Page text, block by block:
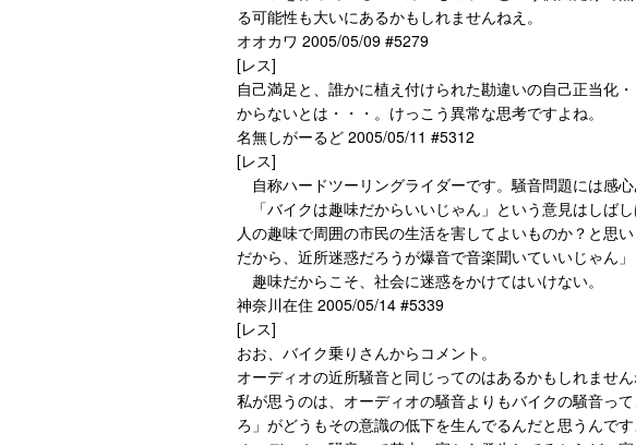
る可能性も大いにあるかもしれませんねえ。
オオカワ 2005/05/09 #5279
[レス]
自己満足と、誰かに植え付けられた勘違いの自己正当化
からないとは・・・。けっこう異常な思考ですよね。
名無しがーるど 2005/05/11 #5312
[レス]
自称ハードツーリングライダーです。騒音問題には感心
「バイクは趣味だからいいじゃん」という意見はしば
人の趣味で周囲の市民の生活を害してよいものか？と思
だから、近所迷惑だろうが爆音で音楽聞いていいじゃん
趣味だからこそ、社会に迷惑をかけてはいけない。
神奈川在住 2005/05/14 #5339
[レス]
おお、バイク乗りさんからコメント。
オーディオの近所騒音と同じってのはあるかもしれません
私が思うのは、オーディオの騒音よりもバイクの騒音っ
ろ」がどうもその意識の低下を生んでるんだと思うんです